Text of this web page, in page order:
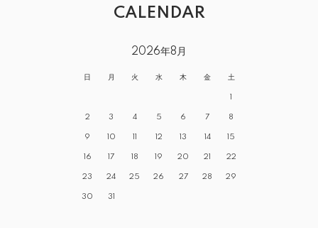
CALENDAR
2026年8月
日 月 火 水 木 金 土
1
2 3 4 5 6 7 8
9 10 11 12 13 14 15
16 17 18 19 20 21 22
23 24 25 26 27 28 29
30 31